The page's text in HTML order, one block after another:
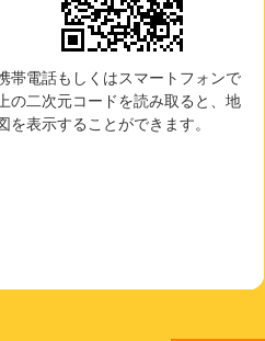
帯電話もしくはスマートフォンで
の二次元コードを読み取ると、地
を表示することができます。